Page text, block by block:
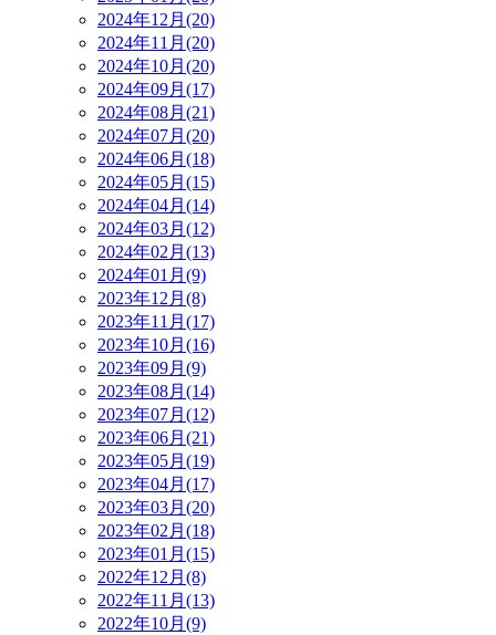
2024年12月(20)
2024年11月(20)
2024年10月(20)
2024年09月(17)
2024年08月(21)
2024年07月(20)
2024年06月(18)
2024年05月(15)
2024年04月(14)
2024年03月(12)
2024年02月(13)
2024年01月(9)
2023年12月(8)
2023年11月(17)
2023年10月(16)
2023年09月(9)
2023年08月(14)
2023年07月(12)
2023年06月(21)
2023年05月(19)
2023年04月(17)
2023年03月(20)
2023年02月(18)
2023年01月(15)
2022年12月(8)
2022年11月(13)
2022年10月(9)